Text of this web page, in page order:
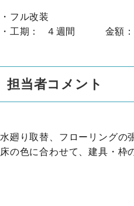
・フル改装
・工期： ４週間 金額
担当者コメント
水廻り取替、フローリングの
床の色に合わせて、建具・枠